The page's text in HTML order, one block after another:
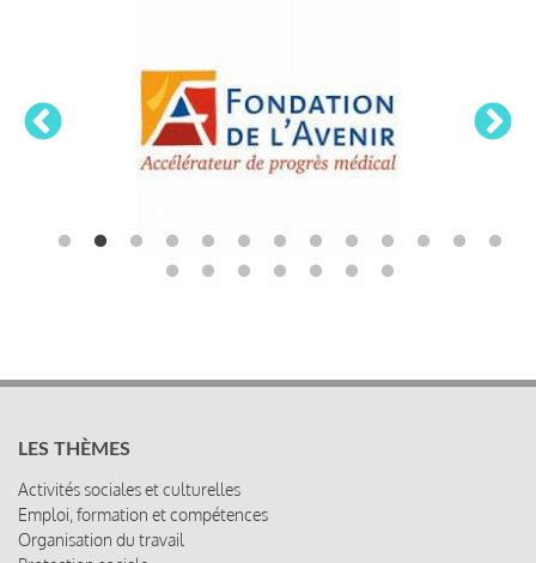
LES THÈMES
Activités sociales et culturelles
Emploi, formation et compétences
Organisation du travail